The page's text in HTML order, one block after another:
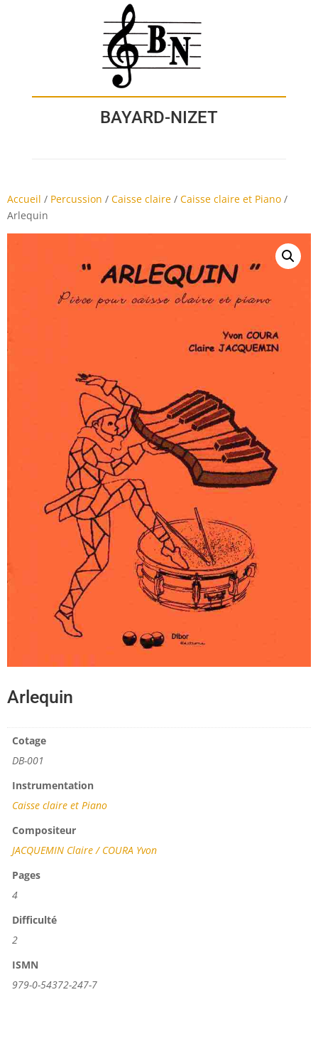
BAYARD-NIZET
Accueil / Percussion / Caisse claire / Caisse claire et Piano /
Arlequin
Arlequin
Cotage
DB-001
Instrumentation
Caisse claire et Piano
Compositeur
JACQUEMIN Claire / COURA Yvon
Pages
4
Difficulté
2
ISMN
979-0-54372-247-7